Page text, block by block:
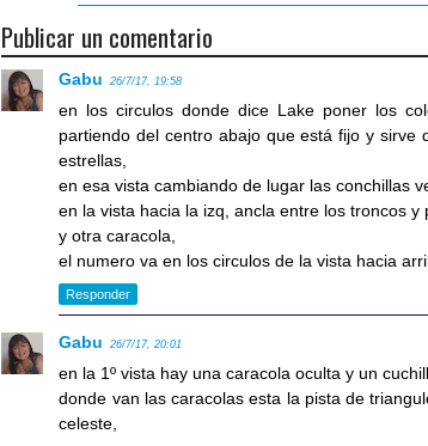
Publicar un comentario
Gabu 26/7/17, 19:58
en los circulos donde dice Lake poner los
partiendo del centro abajo que está fijo y
estrellas,
en esa vista cambiando de lugar las conchillas
en la vista hacia la izq, ancla entre los troncos y
y otra caracola,
el numero va en los circulos de la vista hacia
Responder
Gabu 26/7/17, 20:01
en la 1º vista hay una caracola oculta y un
donde van las caracolas esta la pista de
celeste,